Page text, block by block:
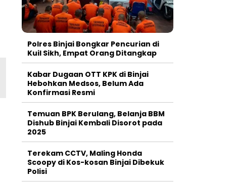
Polres Binjai Bongkar Pencurian di
Kuil Sikh, Empat Orang Ditangkap
Kabar Dugaan OTT KPK di Binjai
Hebohkan Medsos, Belum Ada
Konfirmasi Resmi
Temuan BPK Berulang, Belanja BBM
Dishub Binjai Kembali Disorot pada
2025
Terekam CCTV, Maling Honda
Scoopy di Kos-kosan Binjai Dibekuk
Polisi